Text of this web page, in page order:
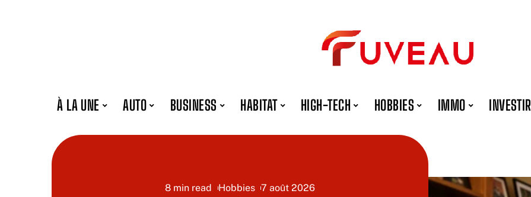
À LA UNE AUTO BUSINESS HABITAT HIGH-TECH HOBBIES IMMO INVESTIR
8 min read Hobbies 7 août 2026